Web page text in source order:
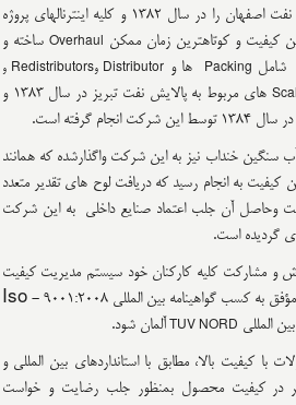
بندر عباس در سال 1381 و پالایش نفت اصفهان را در سال 1382 و کلیه اینترنالهای پروژه
Overhaul ساخته و
شامل Packing ها و
Distributor وRedistributors و
های مربوط به پالایش نفت تبریز در سال 1383 و
گرفته است.
سنگین خنداب نیز به این شرکت واگذارشده که همانند
کیفیت به انجام رسید که دریافت لوح های تقدیر متعدد
وحاصل آن جلب اعتماد صنایع داخلی به این شرکت
گردیده است.
و مشارکت کلیه کارکنان خود سیستم مدیریت کیفیت
را پیاده سازی نموده و در سال 1388 مؤفق به کسب گواهینامه بین المللی Iso - 9001:2008
المللی TUV NORD آلمان شود.
کیفیت بالا، مطابق با استانداردهای بین المللی و
در کیفیت محصول بمنظور جلب رضایت و خواست